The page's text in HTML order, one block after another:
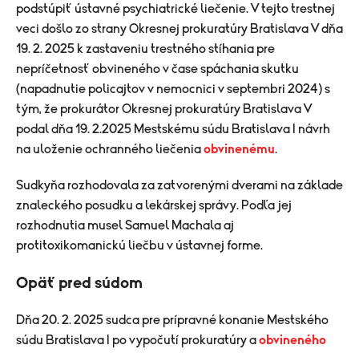
podstúpiť ústavné psychiatrické liečenie. V tejto trestnej
veci došlo zo strany Okresnej prokuratúry Bratislava V dňa
19. 2. 2025 k zastaveniu trestného stíhania pre
nepríčetnosť obvineného v čase spáchania skutku
(napadnutie policajtov v nemocnici v septembri 2024) s
tým, že prokurátor Okresnej prokuratúry Bratislava V
podal dňa 19. 2.2025 Mestskému súdu Bratislava I návrh
na uloženie ochranného liečeniaobvinenému.
Sudkyňa rozhodovala za zatvorenými dverami na základe
znaleckého posudku a lekárskej správy. Podľa jej
rozhodnutia musel Samuel Machala aj
protitoxikomanickú liečbu v ústavnej forme.
Opäť pred súdom
Dňa 20. 2. 2025 sudca pre prípravné konanie Mestského
súdu Bratislava I po vypočutí prokuratúry aobvineného